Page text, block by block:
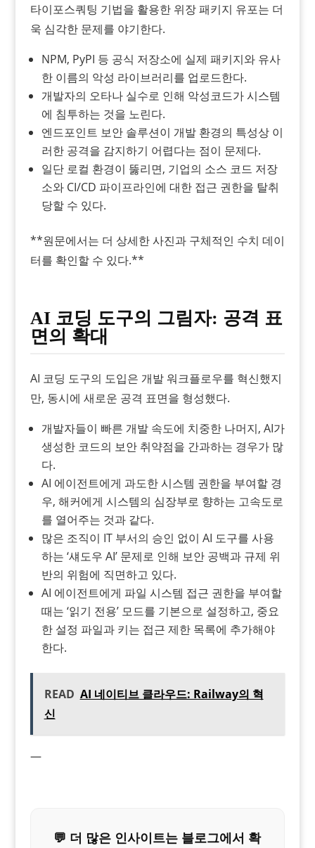
타이포스쿼팅 기법을 활용한 위장 패키지 유포는 더
욱 심각한 문제를 야기한다.
NPM, PyPI 등 공식 저장소에 실제 패키지와 유사
한 이름의 악성 라이브러리를 업로드한다.
개발자의 오타나 실수로 인해 악성코드가 시스템
에 침투하는 것을 노린다.
엔드포인트 보안 솔루션이 개발 환경의 특성상 이
러한 공격을 감지하기 어렵다는 점이 문제다.
일단 로컬 환경이 뚫리면, 기업의 소스 코드 저장
소와 CI/CD 파이프라인에 대한 접근 권한을 탈취
당할 수 있다.
**원문에서는 더 상세한 사진과 구체적인 수치 데이
터를 확인할 수 있다.**
AI 코딩 도구의 그림자: 공격 표
면의 확대
AI 코딩 도구의 도입은 개발 워크플로우를 혁신했지
만, 동시에 새로운 공격 표면을 형성했다.
개발자들이 빠른 개발 속도에 치중한 나머지, AI가
생성한 코드의 보안 취약점을 간과하는 경우가 많
다.
AI 에이전트에게 과도한 시스템 권한을 부여할 경
우, 해커에게 시스템의 심장부로 향하는 고속도로
를 열어주는 것과 같다.
많은 조직이 IT 부서의 승인 없이 AI 도구를 사용
하는 ‘섀도우 AI’ 문제로 인해 보안 공백과 규제 위
반의 위험에 직면하고 있다.
AI 에이전트에게 파일 시스템 접근 권한을 부여할
때는 ‘읽기 전용’ 모드를 기본으로 설정하고, 중요
한 설정 파일과 키는 접근 제한 목록에 추가해야
한다.
READ AI 네이티브 클라우드: Railway의 혁
신
—
💬 더 많은 인사이트는 블로그에서 확